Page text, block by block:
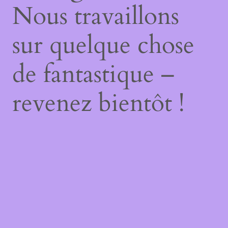
Nous travaillons
sur quelque chose
de fantastique –
revenez bientôt !